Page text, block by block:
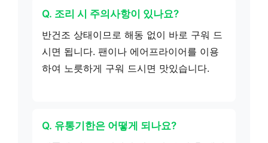
Q. 조리 시 주의사항이 있나요?
반건조 상태이므로 해동 없이 바로 구워 드
시면 됩니다. 팬이나 에어프라이어를 이용
하여 노릇하게 구워 드시면 맛있습니다.
Q. 유통기한은 어떻게 되나요?